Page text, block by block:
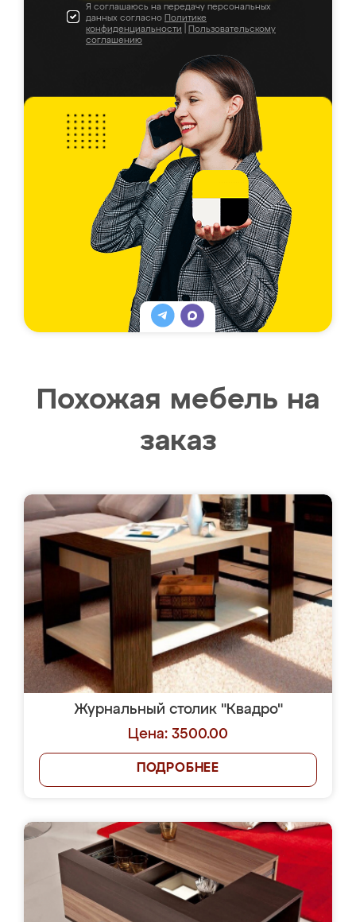
Я соглашаюсь на передачу персональных
данных согласно Политике
конфиденциальности
Пользовательскому
соглашению
Похожая мебель на
заказ
Журнальный столик "Квадро"
Цена: 3500.00
ПОДРОБНЕЕ